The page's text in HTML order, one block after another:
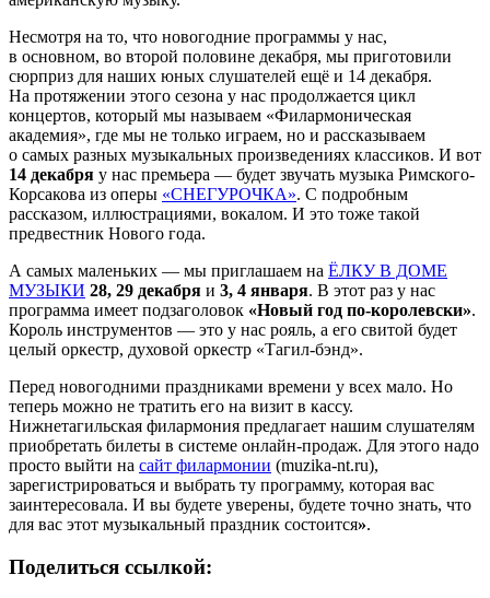
Несмотря на то, что новогодние программы у нас,
в основном, во второй половине декабря, мы приготовили
сюрприз для наших юных слушателей ещё и 14 декабря.
На протяжении этого сезона у нас продолжается цикл
концертов, который мы называем «Филармоническая
академия», где мы не только играем, но и рассказываем
о самых разных музыкальных произведениях классиков. И вот
14 декабря у нас премьера — будет звучать музыка Римского-
Корсакова из оперы «СНЕГУРОЧКА». С подробным
рассказом, иллюстрациями, вокалом. И это тоже такой
предвестник Нового года.
А самых маленьких — мы приглашаем на ЁЛКУ В ДОМЕ
МУЗЫКИ 28, 29 декабря и 3, 4 января. В этот раз у нас
программа имеет подзаголовок «Новый год по-королевски».
Король инструментов — это у нас рояль, а его свитой будет
целый оркестр, духовой оркестр «Тагил-бэнд».
Перед новогодними праздниками времени у всех мало. Но
теперь можно не тратить его на визит в кассу.
Нижнетагильская филармония предлагает нашим слушателям
приобретать билеты в системе онлайн-продаж. Для этого надо
просто выйти на сайт филармонии (muzika-nt.ru),
зарегистрироваться и выбрать ту программу, которая вас
заинтересовала. И вы будете уверены, будете точно знать, что
для вас этот музыкальный праздник состоится».
Поделиться ссылкой: